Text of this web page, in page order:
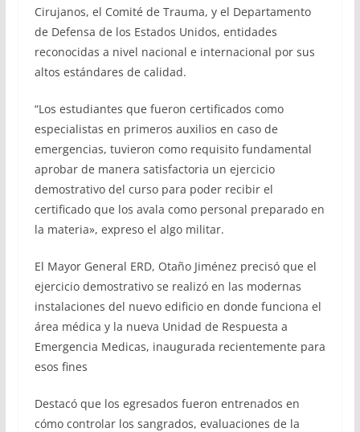
Cirujanos, el Comité de Trauma, y el Departamento
de Defensa de los Estados Unidos, entidades
reconocidas a nivel nacional e internacional por sus
altos estándares de calidad.
“Los estudiantes que fueron certificados como
especialistas en primeros auxilios en caso de
emergencias, tuvieron como requisito fundamental
aprobar de manera satisfactoria un ejercicio
demostrativo del curso para poder recibir el
certificado que los avala como personal preparado en
la materia», expreso el algo militar.
El Mayor General ERD, Otaño Jiménez precisó que el
ejercicio demostrativo se realizó en las modernas
instalaciones del nuevo edificio en donde funciona el
área médica y la nueva Unidad de Respuesta a
Emergencia Medicas, inaugurada recientemente para
esos fines
Destacó que los egresados fueron entrenados en
cómo controlar los sangrados, evaluaciones de la